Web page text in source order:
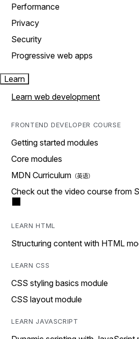
Performance
Privacy
Security
Progressive web apps
Learn
Learn web development
FRONTEND DEVELOPER COURSE
Getting started modules
Core modules
MDN Curriculum
Check out the video course from
LEARN HTML
Structuring content with HTML
LEARN CSS
CSS styling basics module
CSS layout module
LEARN JAVASCRIPT